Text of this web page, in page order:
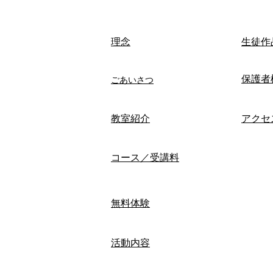
​理念
ごあいさつ
​教室紹介
生徒作
保護者
アク
コース／受講料
無料体験
活動内容